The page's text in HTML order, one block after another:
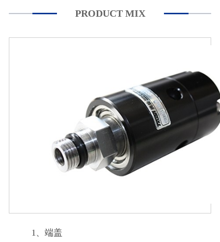
PRODUCT MIX
1、端盖